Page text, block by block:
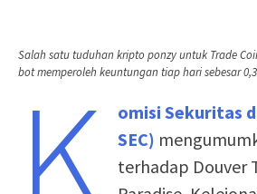
Salah satu tuduhan kripto ponzy untuk Trade
bot memperoleh keuntungan tiap hari sebesar
omisi Sekuritas
SEC)
terhadap Douver